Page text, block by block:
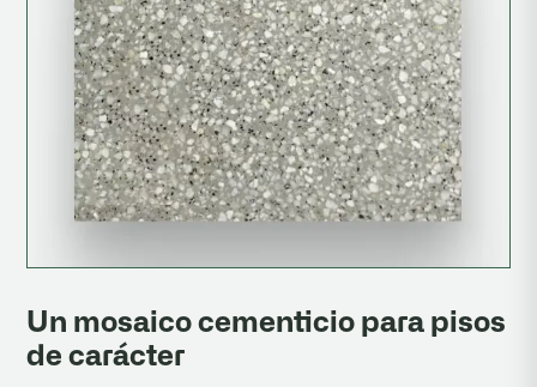
Un mosaico cementicio para pisos
de carácter